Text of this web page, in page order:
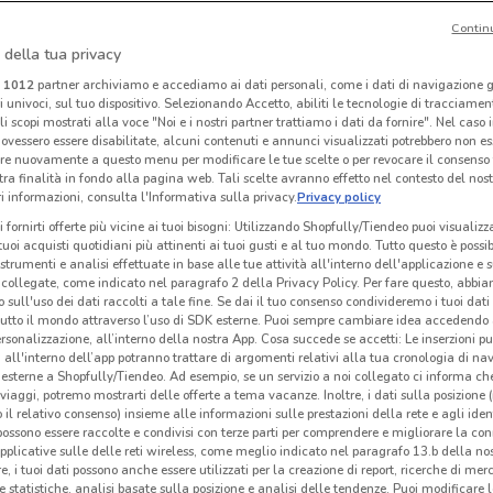
Alpitour
Scade il 31/10 36 m
Alpitour
Scade il 31/10 36 m
Alpitour
Scade il 31/12 36 m
-4 GIORNI
GNV
Scade martedì 38 m
della tua privacy
1012partner archiviamo e accediamo ai dati personali, come i dati di navigazione
sul tuo dispositivo. Selezionando Accetto, abiliti le tecnologie di
scopi mostrati alla voce "Noi e i nostri partner trattiamo i dati da fornire". Nel caso
essere disabilitate, alcuni contenuti e annunci visualizzati potrebbero non
nuovamente a questo menu per modificare le tue scelte o per revocare il
finalità in fondo alla pagina web. Tali scelte avranno effetto nel contesto del
informazioni, consulta l'Informativa sulla privacy.Privacy policy
fornirti offerte più vicine ai tuoi bisogni: Utilizzando Shopfully/Tiendeo puoi
acquisti quotidiani più attinenti ai tuoi gusti e al tuo mondo. Tutto questo è
e analisi effettuate in base alle tue attività all'interno dell'applicazione e
come indicato nel paragrafo 2 della Privacy Policy. Per fare questo,
sull'uso dei dati raccolti a tale fine. Se dai il tuo consenso condivideremo i tuoi dati
il mondo attraverso l’uso di SDK esterne. Puoi sempre cambiare idea accedendo
all’interno della nostra App. Cosa succede se accetti: Le inserzioni
all'interno dell’app potranno trattare di argomenti relativi alla tua cronologia di
a Shopfully/Tiendeo. Ad esempio, se un servizio a noi collegato ci informa
potremo mostrarti delle offerte a tema vacanze. Inoltre, i dati sulla posizione
il relativo consenso) insieme alle informazioni sulle prestazioni della rete e agli
essere raccolte e condivisi con terze parti per comprendere e migliorare la
sulle delle reti wireless, come meglio indicato nel paragrafo 13.b della
i tuoi dati possono anche essere utilizzati per la creazione di report, ricerche di
statistiche, analisi basate sulla posizione e analisi delle tendenze. Puoi modificare